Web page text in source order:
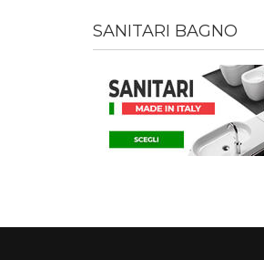
SANITARI BAGNO